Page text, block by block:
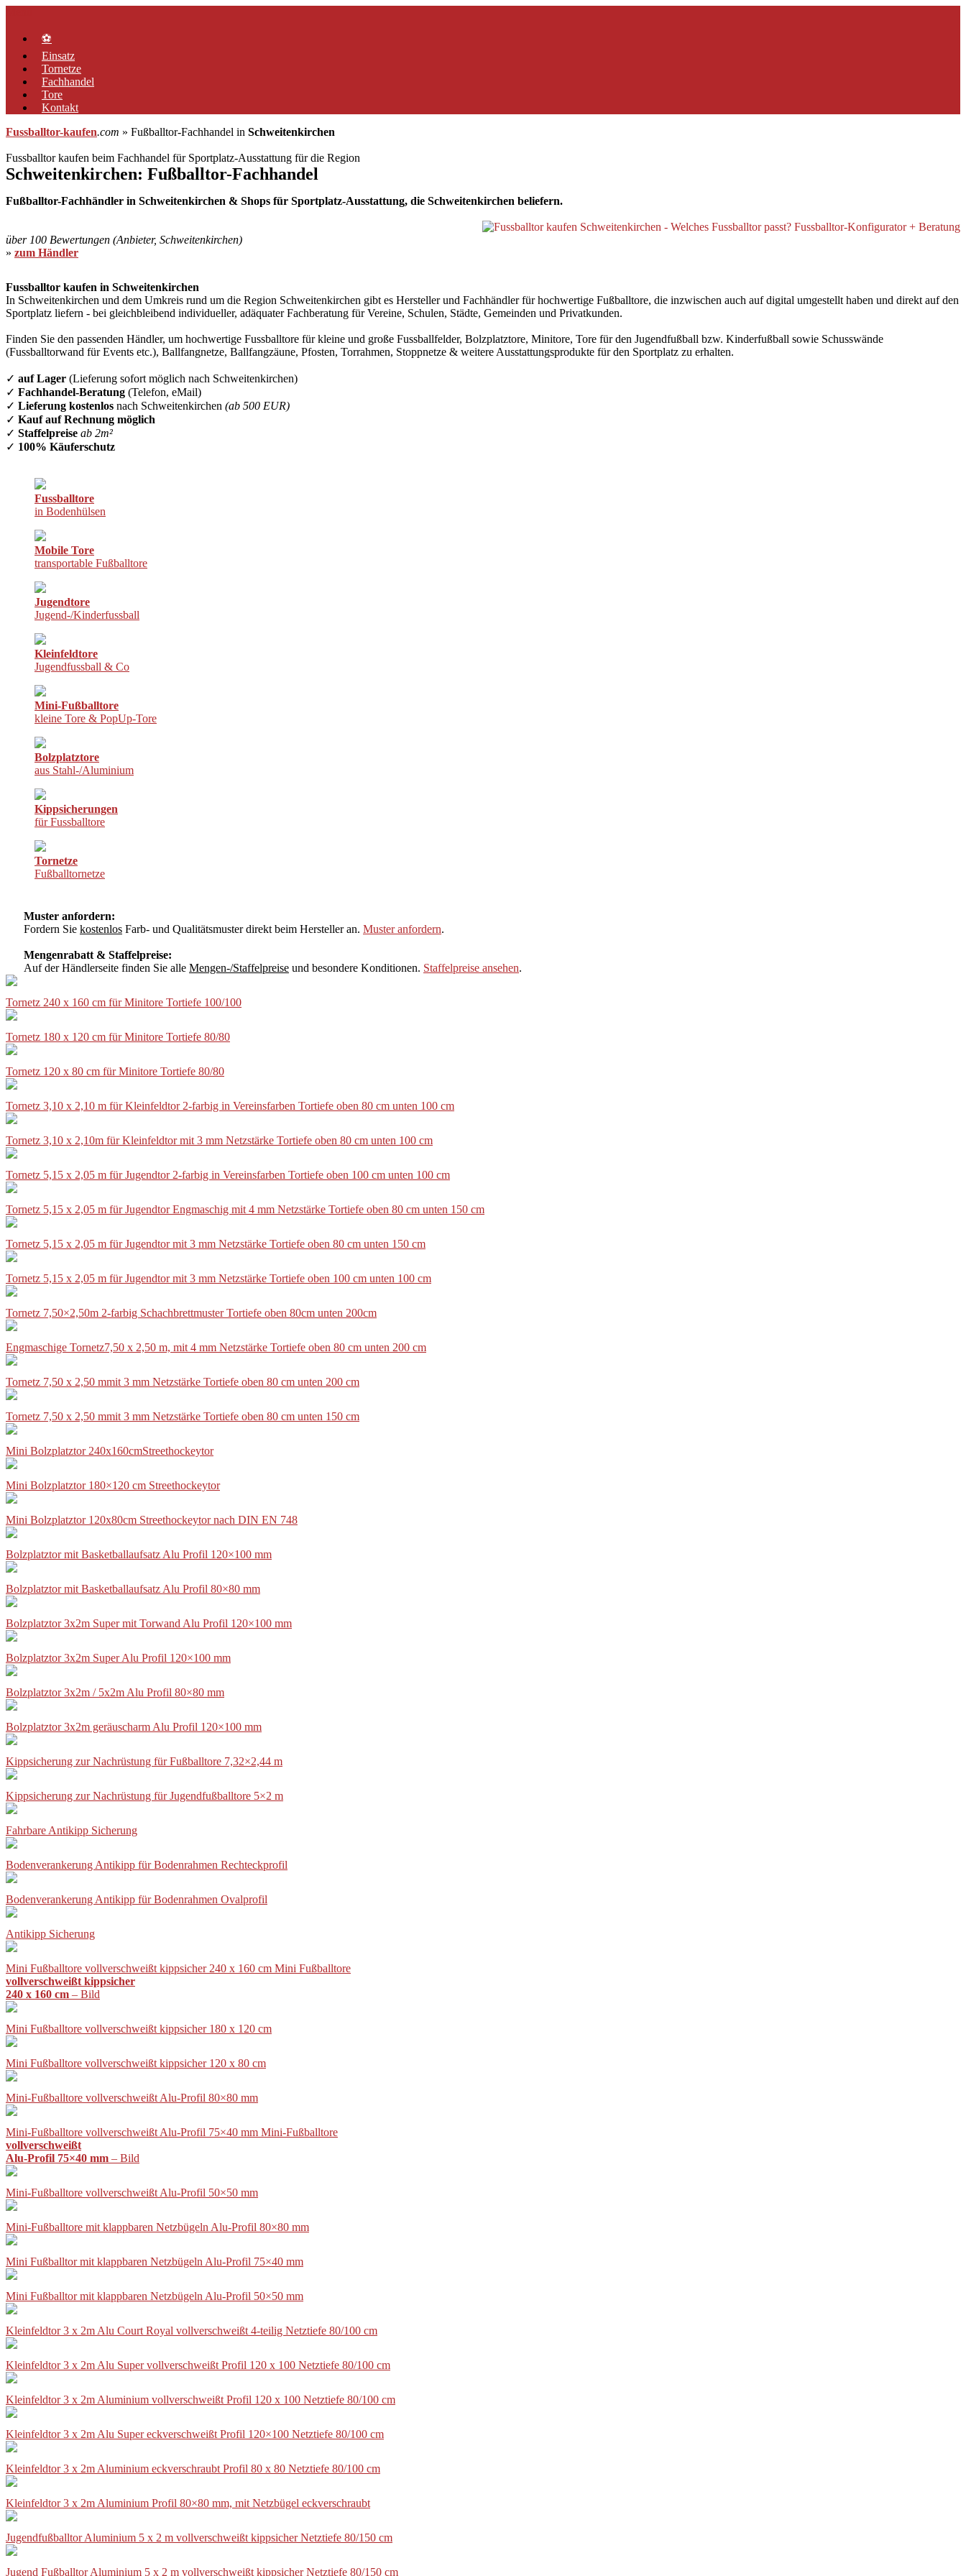
springen⚽
Einsatz
Tornetze
Fachhandel
Tore
Kontakt
Fussballtor-kaufen.com » Fußballtor-Fachhandel in Schweitenkirchen
Fussballtor kaufen beim Fachhandel für Sportplatz-Ausstattung für die Region
Schweitenkirchen: Fußballtor-Fachhandel
Fußballtor-Fachhändler in Schweitenkirchen & Shops für Sportplatz-Ausstattung, die Schweitenkirchen beliefern.
über 100 Bewertungen (Anbieter, Schweitenkirchen)
» zum Händler
Fussballtor kaufen in Schweitenkirchen
In Schweitenkirchen und dem Umkreis rund um die Region Schweitenkirchen gibt es Hersteller und Fachhändler für hochwertige Fußballtore, die inzwischen auch auf digital umgestellt haben und direkt auf den
Sportplatz liefern - bei gleichbleibend individueller, adäquater Fachberatung für Vereine, Schulen, Städte, Gemeinden und Privatkunden.
Finden Sie den passenden Händler, um hochwertige Fussballtore für kleine und große Fussballfelder, Bolzplatztore, Minitore, Tore für den Jugendfußball bzw. Kinderfußball sowie Schusswände
(Fussballtorwand für Events etc.), Ballfangnetze, Ballfangzäune, Pfosten, Torrahmen, Stoppnetze & weitere Ausstattungsprodukte für den Sportplatz zu erhalten.
✓ auf Lager (Lieferung sofort möglich nach Schweitenkirchen)
✓ Fachhandel-Beratung (Telefon, eMail)
✓ Lieferung kostenlos nach Schweitenkirchen (ab 500 EUR)
✓ Kauf auf Rechnung möglich
✓ Staffelpreise ab 2m²
✓ 100% Käuferschutz
Fussballtore
in Bodenhülsen
Mobile Tore
transportable Fußballtore
Jugendtore
Jugend-/Kinderfussball
Kleinfeldtore
Jugendfussball & Co
Mini-Fußballtore
kleine Tore & PopUp-Tore
Bolzplatztore
aus Stahl-/Aluminium
Kippsicherungen
für Fussballtore
Tornetze
Fußballtornetze
Muster anfordern:
Fordern Sie kostenlos Farb- und Qualitätsmuster direkt beim Hersteller an. Muster anfordern.
Mengenrabatt & Staffelpreise:
Auf der Händlerseite finden Sie alle Mengen-/Staffelpreise und besondere Konditionen. Staffelpreise ansehen.
Tornetz 240 x 160 cm für Minitore Tortiefe 100/100
Tornetz 180 x 120 cm für Minitore Tortiefe 80/80
Tornetz 120 x 80 cm für Minitore Tortiefe 80/80
Tornetz 3,10 x 2,10 m für Kleinfeldtor 2-farbig in Vereinsfarben Tortiefe oben 80 cm unten 100 cm
Tornetz 3,10 x 2,10m für Kleinfeldtor mit 3 mm Netzstärke Tortiefe oben 80 cm unten 100 cm
Tornetz 5,15 x 2,05 m für Jugendtor 2-farbig in Vereinsfarben Tortiefe oben 100 cm unten 100 cm
Tornetz 5,15 x 2,05 m für Jugendtor Engmaschig mit 4 mm Netzstärke Tortiefe oben 80 cm unten 150 cm
Tornetz 5,15 x 2,05 m für Jugendtor mit 3 mm Netzstärke Tortiefe oben 80 cm unten 150 cm
Tornetz 5,15 x 2,05 m für Jugendtor mit 3 mm Netzstärke Tortiefe oben 100 cm unten 100 cm
Tornetz 7,50×2,50m 2-farbig Schachbrettmuster Tortiefe oben 80cm unten 200cm
Engmaschige Tornetz7,50 x 2,50 m, mit 4 mm Netzstärke Tortiefe oben 80 cm unten 200 cm
Tornetz 7,50 x 2,50 mmit 3 mm Netzstärke Tortiefe oben 80 cm unten 200 cm
Tornetz 7,50 x 2,50 mmit 3 mm Netzstärke Tortiefe oben 80 cm unten 150 cm
Mini Bolzplatztor 240x160cmStreethockeytor
Mini Bolzplatztor 180×120 cm Streethockeytor
Mini Bolzplatztor 120x80cm Streethockeytor nach DIN EN 748
Bolzplatztor mit Basketballaufsatz Alu Profil 120×100 mm
Bolzplatztor mit Basketballaufsatz Alu Profil 80×80 mm
Bolzplatztor 3x2m Super mit Torwand Alu Profil 120×100 mm
Bolzplatztor 3x2m Super Alu Profil 120×100 mm
Bolzplatztor 3x2m / 5x2m Alu Profil 80×80 mm
Bolzplatztor 3x2m geräuscharm Alu Profil 120×100 mm
Kippsicherung zur Nachrüstung für Fußballtore 7,32×2,44 m
Kippsicherung zur Nachrüstung für Jugendfußballtore 5×2 m
Fahrbare Antikipp Sicherung
Bodenverankerung Antikipp für Bodenrahmen Rechteckprofil
Bodenverankerung Antikipp für Bodenrahmen Ovalprofil
Antikipp Sicherung
Mini Fußballtore vollverschweißt kippsicher 240 x 160 cm Mini Fußballtore
vollverschweißt kippsicher
240 x 160 cm – Bild
Mini Fußballtore vollverschweißt kippsicher 180 x 120 cm
Mini Fußballtore vollverschweißt kippsicher 120 x 80 cm
Mini-Fußballtore vollverschweißt Alu-Profil 80×80 mm
Mini-Fußballtore vollverschweißt Alu-Profil 75×40 mm Mini-Fußballtore
vollverschweißt
Alu-Profil 75×40 mm – Bild
Mini-Fußballtore vollverschweißt Alu-Profil 50×50 mm
Mini-Fußballtore mit klappbaren Netzbügeln Alu-Profil 80×80 mm
Mini Fußballtor mit klappbaren Netzbügeln Alu-Profil 75×40 mm
Mini Fußballtor mit klappbaren Netzbügeln Alu-Profil 50×50 mm
Kleinfeldtor 3 x 2m Alu Court Royal vollverschweißt 4-teilig Netztiefe 80/100 cm
Kleinfeldtor 3 x 2m Alu Super vollverschweißt Profil 120 x 100 Netztiefe 80/100 cm
Kleinfeldtor 3 x 2m Aluminium vollverschweißt Profil 120 x 100 Netztiefe 80/100 cm
Kleinfeldtor 3 x 2m Alu Super eckverschweißt Profil 120×100 Netztiefe 80/100 cm
Kleinfeldtor 3 x 2m Aluminium eckverschraubt Profil 80 x 80 Netztiefe 80/100 cm
Kleinfeldtor 3 x 2m Aluminium Profil 80×80 mm, mit Netzbügel eckverschraubt
Jugendfußballtor Aluminium 5 x 2 m vollverschweißt kippsicher Netztiefe 80/150 cm
Jugend Fußballtor Aluminium 5 x 2 m vollverschweißt kippsicher Netztiefe 80/150 cm